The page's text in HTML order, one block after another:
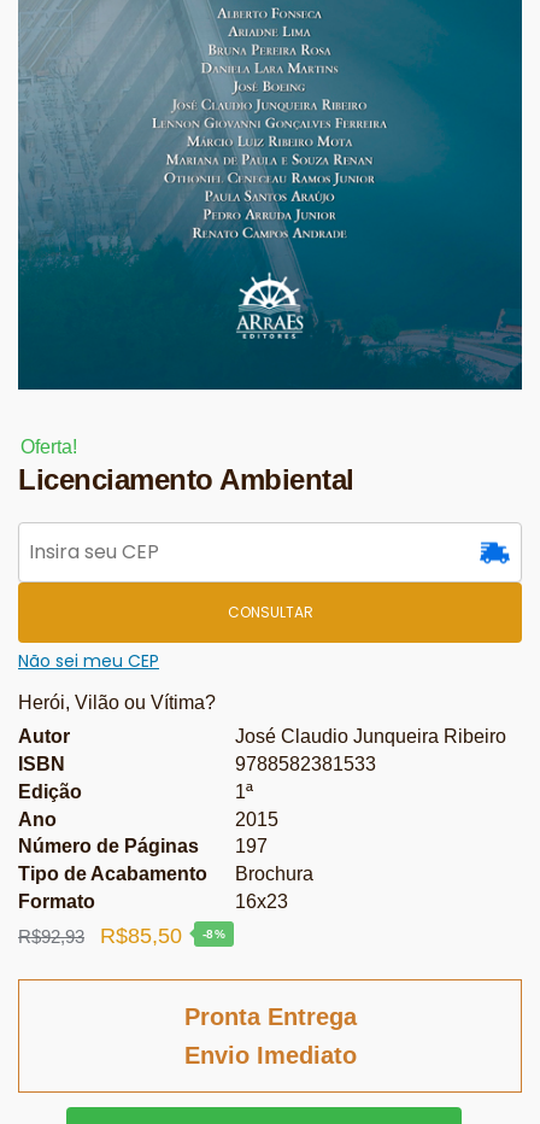
Oferta!
Licenciamento Ambiental
CONSULTAR
Não sei meu CEP
Herói, Vilão ou Vítima?
Autor
José Claudio Junqueira Ribeiro
ISBN
9788582381533
Edição
1ª
Ano
2015
Número de Páginas
197
Tipo de Acabamento
Brochura
Formato
16x23
R$92,93
O
R$85,50O
atual
-8%
Pronta Entrega
Envio Imediato